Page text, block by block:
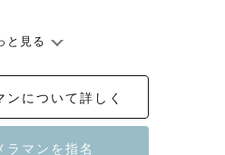
を
るように
、
ただけるように
と見る
ンについて詳しく